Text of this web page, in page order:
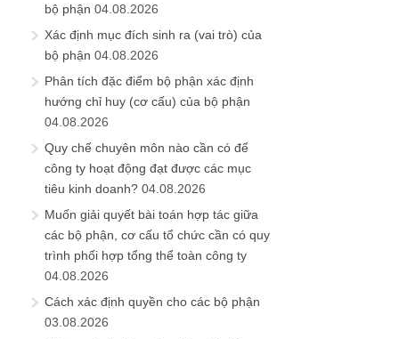
bộ phận 04.08.2026
Xác định mục đích sinh ra (vai trò) của
bộ phận 04.08.2026
Phân tích đặc điểm bộ phận xác định
hướng chỉ huy (cơ cấu) của bộ phận
04.08.2026
Quy chế chuyên môn nào cần có để
công ty hoạt động đạt được các mục
tiêu kinh doanh? 04.08.2026
Muốn giải quyết bài toán hợp tác giữa
các bộ phận, cơ cấu tổ chức cần có quy
trình phối hợp tổng thể toàn công ty
04.08.2026
Cách xác định quyền cho các bộ phận
03.08.2026